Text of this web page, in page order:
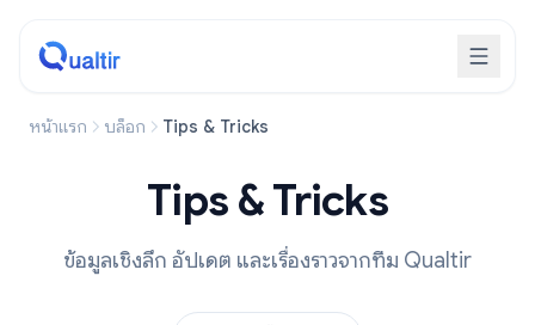
หน้าแรก บล็อก Tips & Tricks
Tips & Tricks
ข้อมูลเชิงลึก อัปเดต และเรื่องราวจากทีม Qualtir